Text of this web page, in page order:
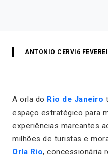
ANTONIO CERVI 6
A orla do Rio de Janeiro
espaço estratégico para
experiências marcantes
milhões de turistas e
Orla Rio, concessionária